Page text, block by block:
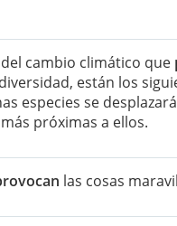
cambio climático que
están los
especies se
próximas a ellos.
las cosas